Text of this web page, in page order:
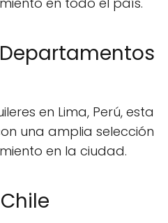
Departamentos
en Lima, Perú, esta
una amplia selección
en la ciudad.